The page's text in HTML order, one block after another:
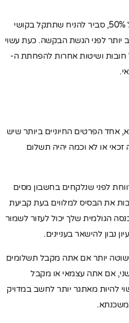
אם יחס החוב להכנסה שלך (DTI) עולה על 50%, סביר להניח שתתקל בקושי
יותר לפני הגשת הבקשה. כעת עשוי
חובות ושיטות אחרות להפחתת ה-
הפרטים החיוניים ביותר שיש
או לא וכמה יהיה תשלום
לפני שנלקחים בחשבון מסים
את הבסיס למלווים בעת קביעת
הגולמית שלך יכול לעזור לשמור
נבון להישאר בעניינים.
יותר אם אתה מקבל תשלומים
אם אתה עצמאי או מקבל
להיות מאתגר יותר לחשב במדויק